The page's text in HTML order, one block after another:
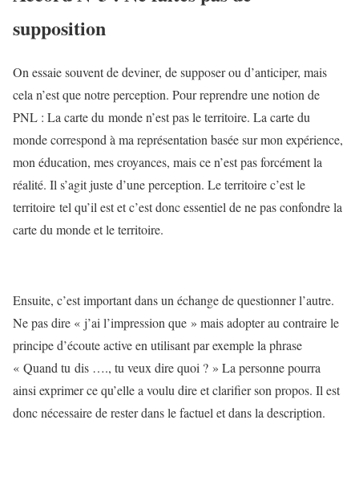
supposition
On essaie souvent de deviner, de supposer ou d’anticiper, mais
cela n’est que notre perception. Pour reprendre une notion de
PNL : La carte du monde n’est pas le territoire. La carte du
monde correspond à ma représentation basée sur mon expérience,
mon éducation, mes croyances, mais ce n’est pas forcément la
réalité. Il s’agit juste d’une perception. Le territoire c’est le
territoire tel qu’il est et c’est donc essentiel de ne pas confondre la
carte du monde et le territoire.
Ensuite, c’est important dans un échange de questionner l’autre.
Ne pas dire « j’ai l’impression que » mais adopter au contraire le
principe d’écoute active en utilisant par exemple la phrase
« Quand tu dis …., tu veux dire quoi ? » La personne pourra
ainsi exprimer ce qu’elle a voulu dire et clarifier son propos. Il est
donc nécessaire de rester dans le factuel et dans la description.